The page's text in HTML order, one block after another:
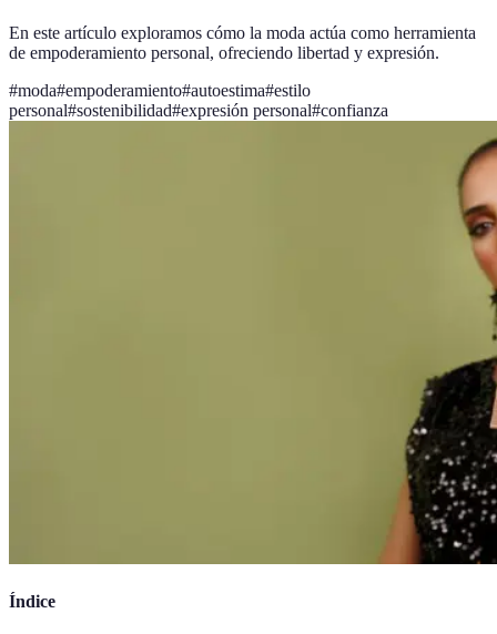
En este artículo exploramos cómo la moda actúa como herramienta
de empoderamiento personal, ofreciendo libertad y expresión.
#moda#empoderamiento#autoestima#estilo
personal#sostenibilidad#expresión personal#confianza
Índice